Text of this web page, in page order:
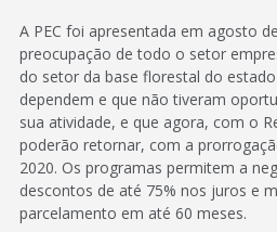
A PEC foi apresentada em agosto
preocupação de todo o setor
do setor da base florestal do
dependem e que não tiveram
sua atividade, e que agora, com o
poderão retornar, com a
2020. Os programas permitem a
descontos de até 75% nos juros e
parcelamento em até 60 meses.